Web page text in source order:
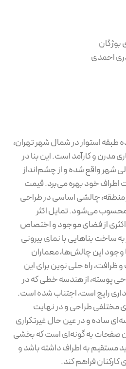
بوژگان
احمدی
طبقه استوار در شمال شهر تهران،
مدرن و کارآمد است. این بنا در
شهر واقع شده و از چشم‌انداز
اطراف خود بهره می‌برد. قیمت
منطقه، چالشی اساسی در طراحی
می‌شود. تمایل اکثر
از فضای موجود و اختصاص
ساخت بناهایی با نمای بیرونی
این چالش‌ها، معماران
راه حلی نوین برای این
پوسته، از هندسه خطی که در
رایج است، اجتناب شده است.
مختلفی طراحی و در نهایت
ساده و در عین حال غیرتکراری
صفحات به گونه‌ای است که بخشی
مستقیم به اطراف داشته باشد و
کارکنان فراهم کند.